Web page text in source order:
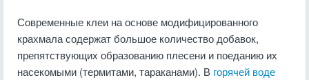
Современные клеи на основе модифицированного
крахмала содержат большое количество добавок,
препятствующих образованию плесени и поеданию их
насекомыми (термитами, тараканами). В горячей воде